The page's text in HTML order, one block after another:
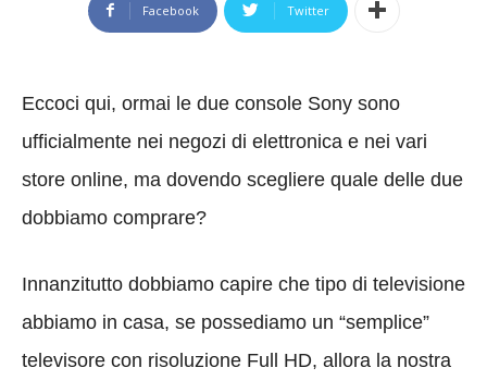
Facebook Twitter
Eccoci qui, ormai le due console Sony sono
ufficialmente nei negozi di elettronica e nei vari
store online, ma dovendo scegliere quale delle due
dobbiamo comprare?
Innanzitutto dobbiamo capire che tipo di televisione
abbiamo in casa, se possediamo un “semplice”
televisore con risoluzione Full HD, allora la nostra